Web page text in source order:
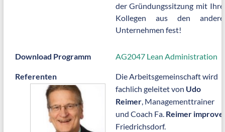
der Gründungssitzung mit
Kollegen aus den
Unternehmen fest!
Download Programm AG2047 Lean Administration
Referenten
Die Arbeitsgemeinschaft wird
fachlich geleitet von Udo
Reimer, Managementtrainer
und Coach Fa. Reimer improve
Friedrichsdorf.